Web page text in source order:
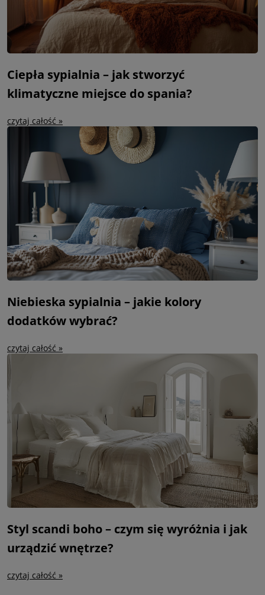
Ciepła sypialnia – jak stworzyć
klimatyczne miejsce do spania?
czytaj całość »
Niebieska sypialnia – jakie kolory
dodatków wybrać?
czytaj całość »
Styl scandi boho – czym się wyróżnia i jak
urządzić wnętrze?
czytaj całość »